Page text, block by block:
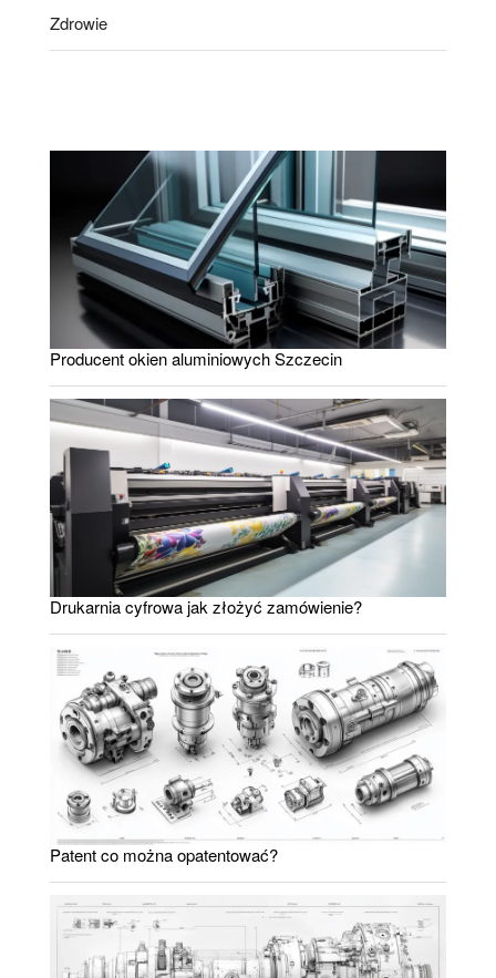
Zdrowie
Producent okien aluminiowych Szczecin
Drukarnia cyfrowa jak złożyć zamówienie?
Patent co można opatentować?